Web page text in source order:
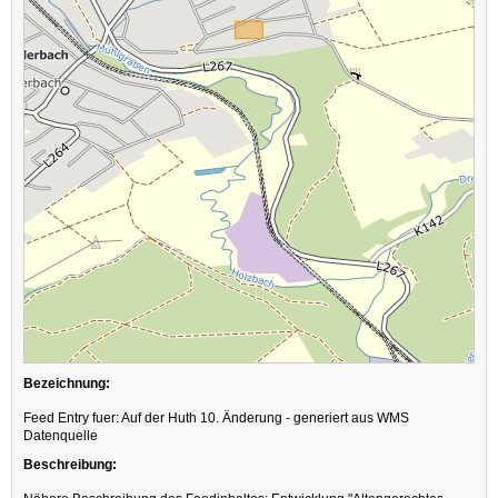
Bezeichnung:
Feed Entry fuer: Auf der Huth 10. Änderung - generiert aus WMS
Datenquelle
Beschreibung: